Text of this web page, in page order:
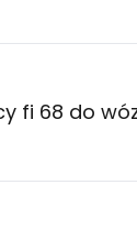
fi 68 do